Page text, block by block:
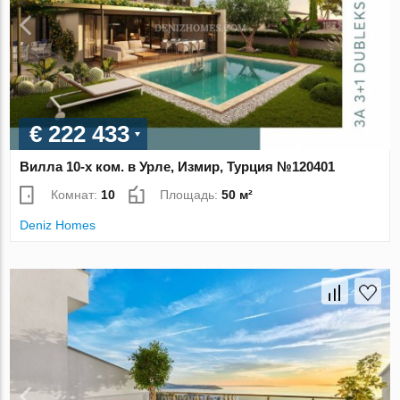
€ 222 433
Вилла 10-х ком. в Урле, Измир, Турция №120401
Комнат:10 Площадь:50 м²
Deniz Homes